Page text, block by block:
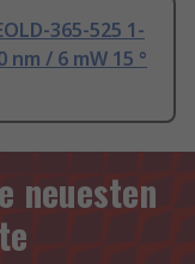
365-525 1-
/ 6 mW 15 °
neuesten